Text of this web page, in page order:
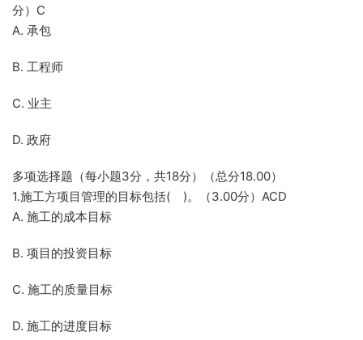
分）C
A. 承包
B. 工程师
C. 业主
D. 政府
多项选择题（每小题3分，共18分）（总分18.00）
1.施工方项目管理的目标包括( )。（3.00分）ACD
A. 施工的成本目标
B. 项目的投资目标
C. 施工的质量目标
D. 施工的进度目标